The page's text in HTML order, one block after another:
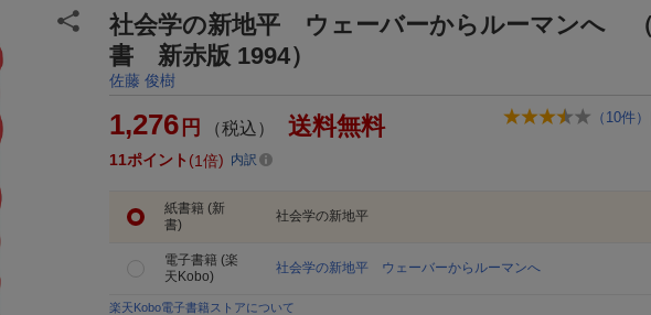
社会学の新地平 ウェーバーからルーマンへ
書 新赤版 1994）
佐藤 俊樹
（ 10件）
1,276 円 （税込） 送料無料
11ポイント 1倍 内訳
紙書籍 (新
書)
社会学の新地平
電子書籍 (楽
天Kobo)
社会学の新地平 ウェーバーからルーマンへ
楽天Kobo電子書籍ストアについて